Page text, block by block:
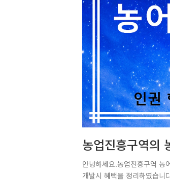
농업진흥구역의
안녕하세요.농업진흥구역 농
개발시 혜택을 정리하였습니